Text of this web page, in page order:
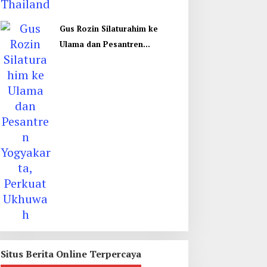
Gus Rozin Silaturahim ke
Ulama dan Pesantren
Situs Berita Online Terpercaya